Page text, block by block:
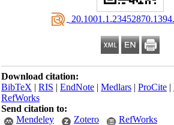
Download citation:
BibTeX|RIS|EndNote|Medlars|ProCite
RefWorks
Send citation to:
Mendeley
Zotero RefWorks